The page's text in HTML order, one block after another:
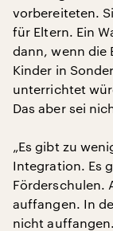
vorbereiteten.
für Eltern. Ein
dann, wenn die
Kinder in
unterrichtet
Das aber sei
„Es gibt zu
Integration. Es
Förderschulen.
auffangen. In
nicht